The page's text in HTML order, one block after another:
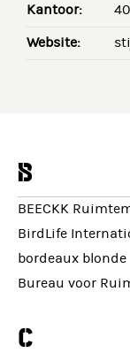
Kantoor:
Website:
b
BEECKK
BirdLife
bordeaux blonde
Bureau voor
c